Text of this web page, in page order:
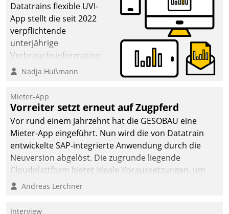
Datatrains flexible UVI-
App stellt die seit 2022
verpflichtende
unterjährige
Verbrauchsinformation
schnell, zuverlässig und
Die monatlichen
Mitteilungen zum
Heizungs- und
Wasserverbrauch gehen
automatisiert, vollständig
und auf Wunsch über
mehrere zuvor
Kommunikationswege bei
Nadja Hußmann
Mieter-App
Vorreiter setzt erneut auf Zugpferd
Vor rund einem Jahrzehnt hat die GESOBAU eine
Mieter-App eingeführt. Nun wird die von Datatrain
entwickelte SAP-integrierte Anwendung durch die
Neuversion abgelöst. Die zugrunde liegende
Cloudplattform bietet ideale Voraussetzungen, um
die Funktionalität der App zu erweitern und weitere
integrieren.
Andreas Lerchner
Interview